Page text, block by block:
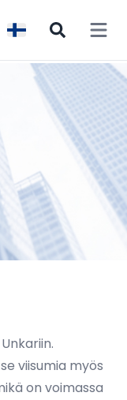
Open
viisumia myös
on voimassa